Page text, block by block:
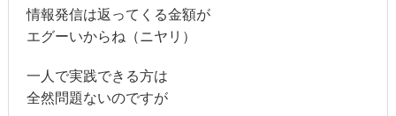
情報発信は返ってくる金額が
エグーいからね（ニヤリ）
一人で実践できる方は
全然問題ないのですが